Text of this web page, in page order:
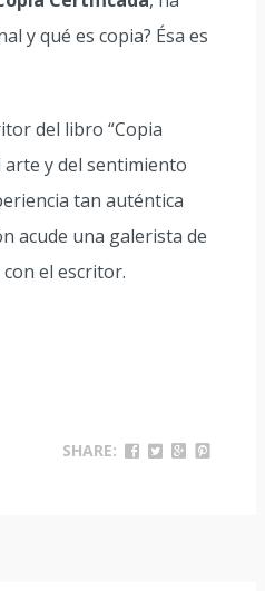
y qué es copia? Ésa es
del libro “Copia
arte y del sentimiento
tan auténtica
acude una galerista de
el escritor.
SHARE: